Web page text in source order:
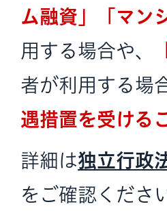
ム融資」「マン
用する場合や、
者が利用する場
遇措置を受ける
詳細は独立行政
をご確認くださ